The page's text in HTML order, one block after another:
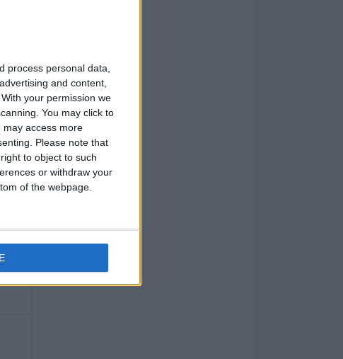
process personal data,
and content,
With your permission we
You may click to
may access more
Please note that
to object to such
or withdraw your
of the webpage.